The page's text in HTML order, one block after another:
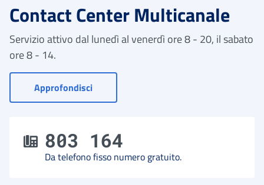
Contact Center Multicanale
Servizio attivo dal lunedì al venerdì ore 8 - 20, il sabato
ore 8 - 14.
Approfondisci- Vai a Contact Center
803 164
Da telefono fisso numero gratuito.